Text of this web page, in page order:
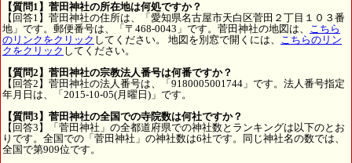
【質問1】菅田神社の所在地は何処ですか？
【回答1】菅田神社の住所は、「愛知県名古屋市天白区菅田２丁目１０３番
地」です。郵便番号は、「〒468-0043」です。菅田神社の地図は、 こちら
のリンクをクリック してください。 地図を別窓で開くには、 こちらのリン
クをクリック してください。
【質問2】菅田神社の宗教法人番号は何番ですか？
【回答2】菅田神社の法人番号は、「9180005001744」です。法人番号指定
年月日は、「2015-10-05(月曜日)」です。
【質問3】菅田神社の全国での寺院数は何社ですか？
【回答3】「菅田神社」の全都道府県での神社数とランキングは以下のとお
りです。全国での「菅田神社」の神社数は6社です。同じ神社名の数では、
全国で第909位です。